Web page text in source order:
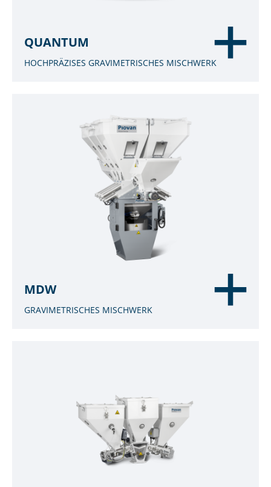
QUANTUM
HOCHPRÄZISES GRAVIMETRISCHES MISCHWERK
MDW
GRAVIMETRISCHES MISCHWERK